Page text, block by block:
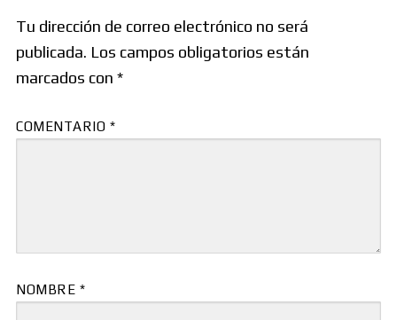
Tu dirección de correo electrónico no será
publicada. Los campos obligatorios están
marcados con *
COMENTARIO *
NOMBRE *